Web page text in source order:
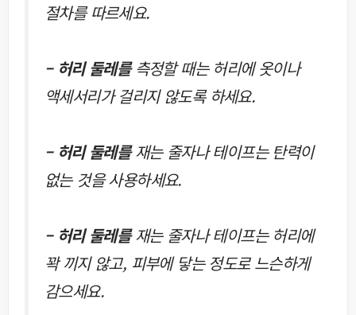
절차를 따르세요.
– 허리 둘레를측정할 때는 허리에 옷이나
액세서리가 걸리지 않도록 하세요.
– 허리 둘레를재는 줄자나 테이프는 탄력이
없는 것을 사용하세요.
– 허리 둘레를재는 줄자나 테이프는 허리에
꽉 끼지 않고, 피부에 닿는 정도로 느슨하게
감으세요.